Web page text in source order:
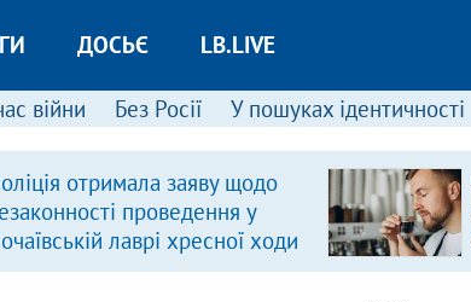
ДОСЬЄ LB.LIVE
війни Без Росії У пошуках ідентичності
отримала заяву щодо
проведення у
лаврі хресної ходи